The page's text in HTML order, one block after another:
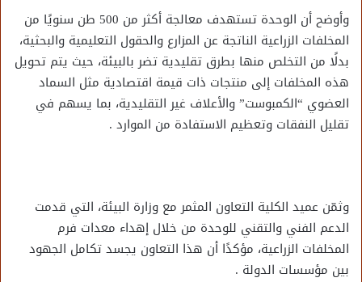
وأوضح أن الوحدة تستهدف معالجة أكثر من 500 طن سنويًا من
المخلفات الزراعية الناتجة عن المزارع والحقول التعليمية والبحثية،
بدلًا من التخلص منها بطرق تقليدية تضر بالبيئة، حيث يتم تحويل
هذه المخلفات إلى منتجات ذات قيمة اقتصادية مثل السماد
العضوي “الكمبوست” والأعلاف غير التقليدية، بما يسهم في
تقليل النفقات وتعظيم الاستفادة من الموارد .
وثمّن عميد الكلية التعاون المثمر مع وزارة البيئة، التي قدمت
الدعم الفني والتقني للوحدة من خلال إهداء معدات فرم
المخلفات الزراعية، مؤكدًا أن هذا التعاون يجسد تكامل الجهود
بين مؤسسات الدولة .